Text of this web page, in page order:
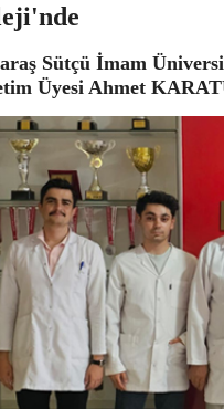
Sütçü İmam
Üyesi Ahmet